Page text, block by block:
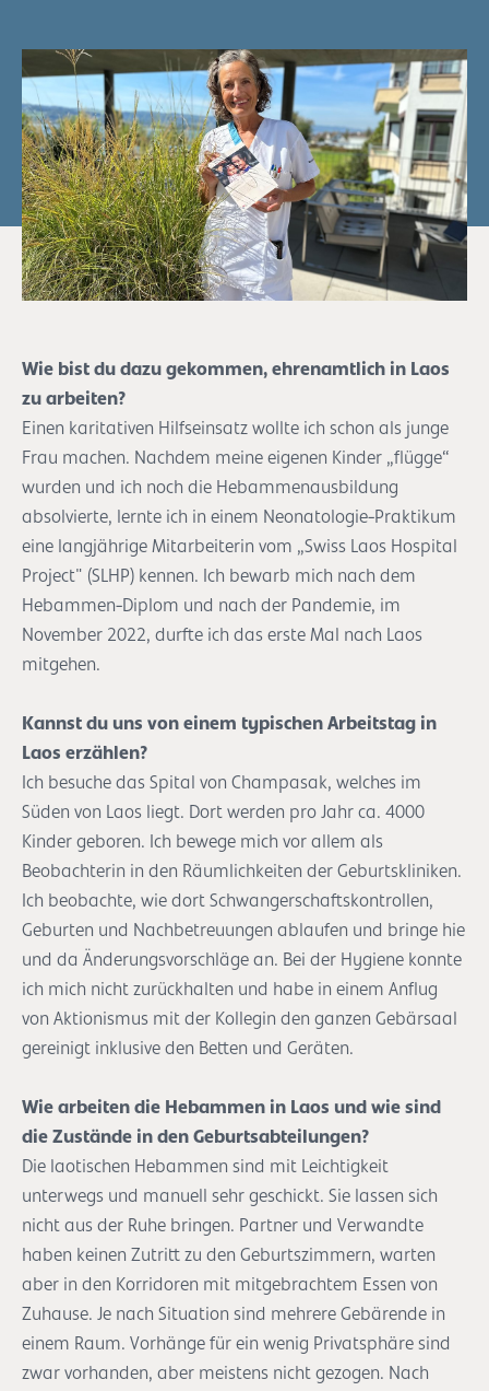
Wie bist du dazu gekommen, ehrenamtlich in Laos
zu arbeiten?
Einen karitativen Hilfseinsatz wollte ich schon als junge
Frau machen. Nachdem meine eigenen Kinder „flügge“
wurden und ich noch die Hebammenausbildung
absolvierte, lernte ich in einem Neonatologie-Praktikum
eine langjährige Mitarbeiterin vom „Swiss Laos Hospital
Project" (SLHP) kennen. Ich bewarb mich nach dem
Hebammen-Diplom und nach der Pandemie, im
November 2022, durfte ich das erste Mal nach Laos
mitgehen.
Kannst du uns von einem typischen Arbeitstag in
Laos erzählen?
Ich besuche das Spital von Champasak, welches im
Süden von Laos liegt. Dort werden pro Jahr ca. 4000
Kinder geboren. Ich bewege mich vor allem als
Beobachterin in den Räumlichkeiten der Geburtskliniken.
Ich beobachte, wie dort Schwangerschaftskontrollen,
Geburten und Nachbetreuungen ablaufen und bringe hie
und da Änderungsvorschläge an. Bei der Hygiene konnte
ich mich nicht zurückhalten und habe in einem Anflug
von Aktionismus mit der Kollegin den ganzen Gebärsaal
gereinigt inklusive den Betten und Geräten.
Wie arbeiten die Hebammen in Laos und wie sind
die Zustände in den Geburtsabteilungen?
Die laotischen Hebammen sind mit Leichtigkeit
unterwegs und manuell sehr geschickt. Sie lassen sich
nicht aus der Ruhe bringen. Partner und Verwandte
haben keinen Zutritt zu den Geburtszimmern, warten
aber in den Korridoren mit mitgebrachtem Essen von
Zuhause. Je nach Situation sind mehrere Gebärende in
einem Raum. Vorhänge für ein wenig Privatsphäre sind
zwar vorhanden, aber meistens nicht gezogen. Nach